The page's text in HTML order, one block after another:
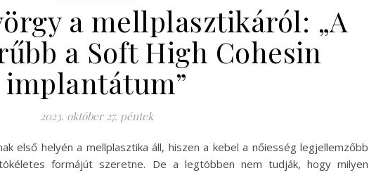
a mellplasztikáról: „A
a Soft High Cohesin
implantátum”
2023. október 27. péntek
első helyén a mellplasztika áll, hiszen a kebel a nőiesség legjellemzőbb
formájút szeretne. De a legtöbben nem tudják, hogy milyen